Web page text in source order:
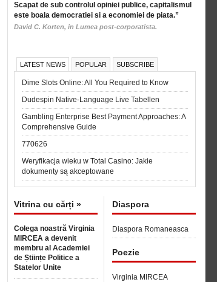
Scapat de sub controlul opiniei publice, capitalismul
este boala democratiei si a economiei de piata.”
David C. Korten, in Lumea post-corporatista.
LATEST NEWS POPULAR SUBSCRIBE
Dime Slots Online: All You Required to Know
Dudespin Native-Language Live Tabellen
Gambling Enterprise Best Payment Approaches: A
Comprehensive Guide
770626
Weryfikacja wieku w Total Casino: Jakie
dokumenty są akceptowane
Vitrina cu cărți »
Colega noastră Virginia
MIRCEA a devenit
membru al Academiei
de Științe Politice a
Statelor Unite
Diaspora
Diaspora Romaneasca
Poezie
Virginia MIRCEA